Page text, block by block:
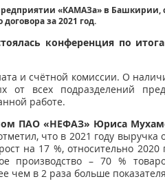
«КАМАЗа» в Башкирии,
за 2021 год.
конференция по
и счётной комиссии. О
от всех подразделений
работе.
ПАО «НЕФАЗ» Юриса
что в 2021 году
на 17 %, относительно 2020
производство – 70 %
чем в 2 раза больше